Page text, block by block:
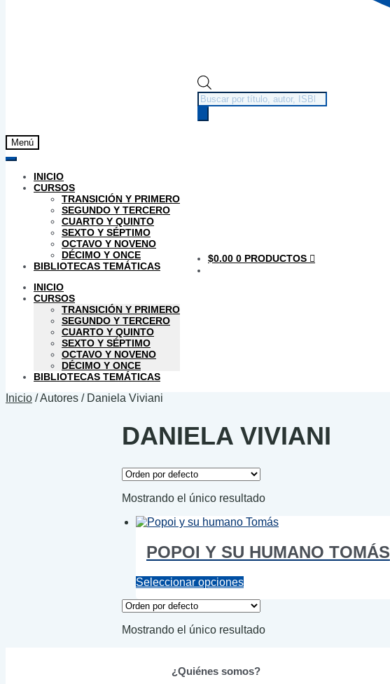
Búsqueda
de
productos
Menú
INICIO
CURSOS
TRANSICIÓN Y PRIMERO
SEGUNDO Y TERCERO
CUARTO Y QUINTO
SEXTO Y SÉPTIMO
OCTAVO Y NOVENO
DÉCIMO Y ONCE
BIBLIOTECAS TEMÁTICAS
INICIO
CURSOS
TRANSICIÓN Y PRIMERO
SEGUNDO Y TERCERO
CUARTO Y QUINTO
SEXTO Y SÉPTIMO
OCTAVO Y NOVENO
DÉCIMO Y ONCE
BIBLIOTECAS TEMÁTICAS
$0.00 0 PRODUCTOS
Inicio /Autores / Daniela Viviani
DANIELA VIVIANI
Mostrando el único resultado
POPOI Y SU HUMANO TOMÁS
Seleccionar opcionesEste
tiene
variantes.
se
Mostrando el único resultado
¿Quiénes somos?